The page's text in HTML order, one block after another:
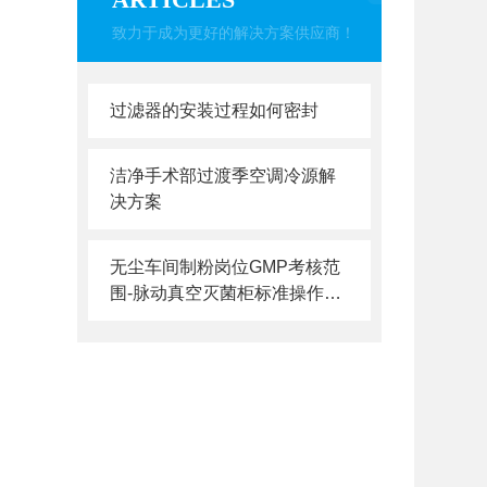
致力于成为更好的解决方案供应商！
过滤器的安装过程如何密封
洁净手术部过渡季空调冷源解
决方案
无尘车间制粉岗位GMP考核范
围-脉动真空灭菌柜标准操作规